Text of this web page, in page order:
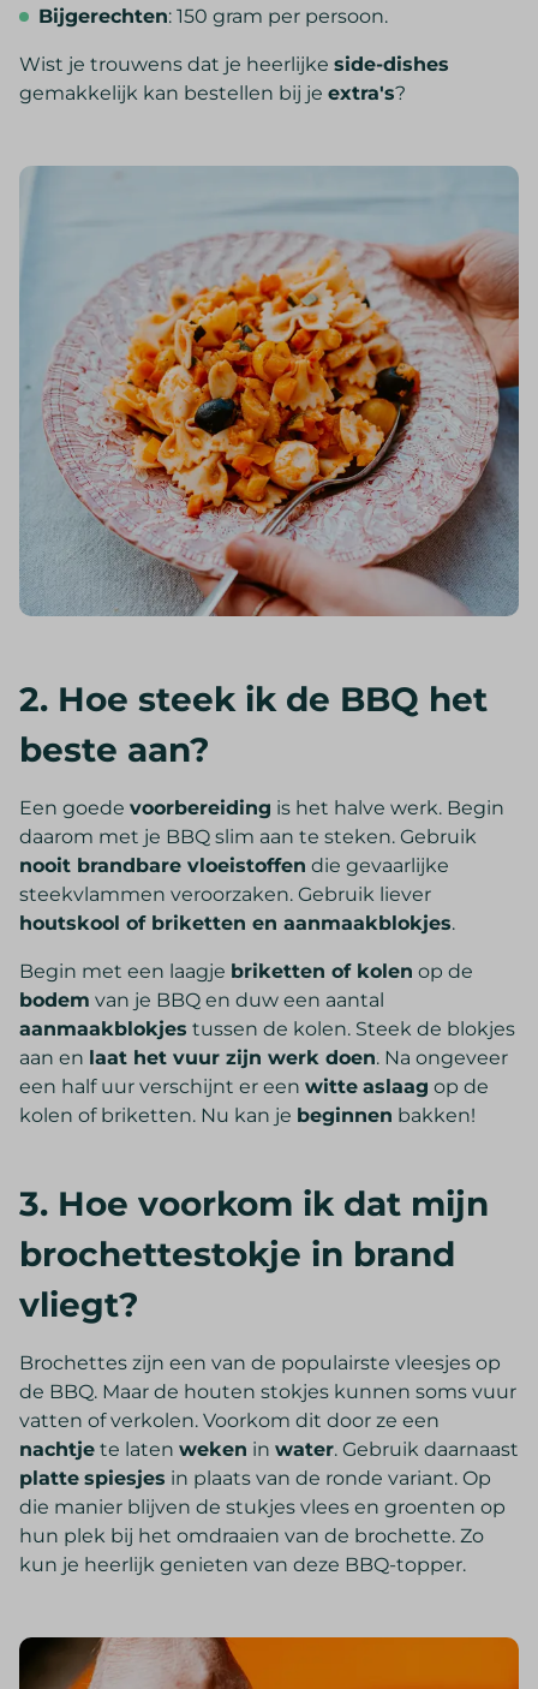
Bijgerechten: 150 gram per persoon.
Wist je trouwens dat je heerlijke side-dishes
gemakkelijk kan bestellen bij je extra's?
2. Hoe steek ik de BBQ het
beste aan?
Een goede voorbereiding is het halve werk. Begin
daarom met je BBQ slim aan te steken. Gebruik
nooit brandbare vloeistoffen die gevaarlijke
steekvlammen veroorzaken. Gebruik liever
houtskool of briketten en aanmaakblokjes.
Begin met een laagje briketten of kolen op de
bodem van je BBQ en duw een aantal
aanmaakblokjes tussen de kolen. Steek de blokjes
aan en laat het vuur zijn werk doen. Na ongeveer
een half uur verschijnt er een witte aslaag op de
kolen of briketten. Nu kan je beginnen bakken!
3. Hoe voorkom ik dat mijn
brochettestokje in brand
vliegt?
Brochettes zijn een van de populairste vleesjes op
de BBQ. Maar de houten stokjes kunnen soms vuur
vatten of verkolen. Voorkom dit door ze een
nachtje te laten weken in water. Gebruik daarnaast
platte spiesjes in plaats van de ronde variant. Op
die manier blijven de stukjes vlees en groenten op
hun plek bij het omdraaien van de brochette. Zo
kun je heerlijk genieten van deze BBQ-topper.